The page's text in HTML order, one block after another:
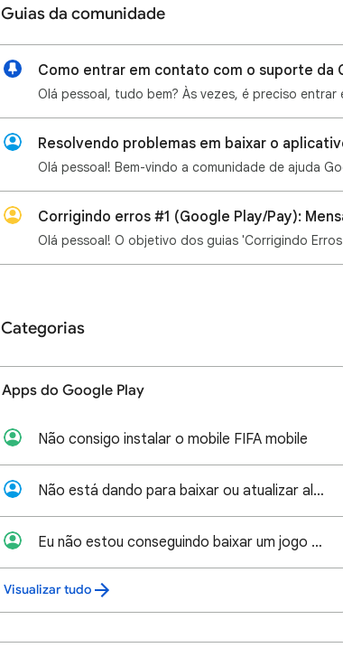
Guias da comunidade
Como entrar em contato com o suporte da
Resolvendo problemas em baixar o
Corrigindo erros #1 (Google Play/Pay):
Olá pessoal! O objetivo dos guias 'Corrigindo
Categorias
Apps do Google Play
Não consigo instalar o mobile FIFA mobile
Não está dando para baixar ou atualizar alguns aplicativos,sempre aparece tente novamente
Eu não estou conseguindo baixar um jogo por que é incompatível com o meu celular isso é estressante
Visualizar tudo